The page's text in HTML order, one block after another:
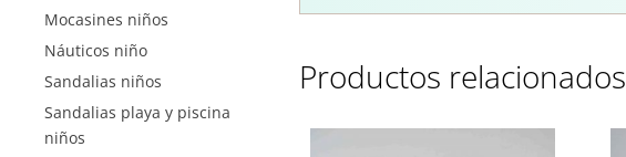
Productos relacionados
Mocasines niños
Náuticos niño
Sandalias niños
Sandalias playa y piscina
niños